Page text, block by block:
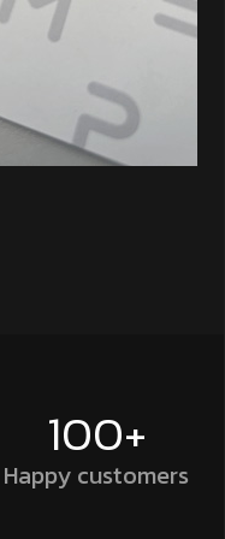
100+
Happy customers